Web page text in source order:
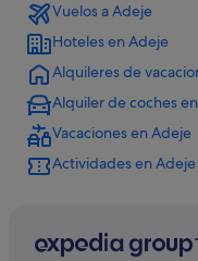
Iberostar hoteles en
Princess Hotels en Playa
Hoteles de 3 estrellas en
Meeting Point hoteles en
Apartamentos en San
Apartoteles en San
Barcelo hoteles en Costa
Vuelos a Adeje
Hoteles en Adeje
Alquileres de
Alquiler de coches
Vacaciones en Adeje
Actividades en Adeje